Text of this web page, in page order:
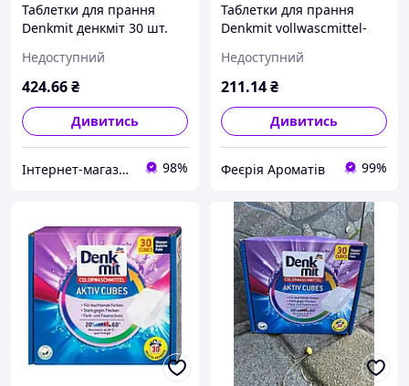
Таблетки для прання
Denkmit денкміт 30 шт.
Недоступний
424.66₴
Дивитись
Інтернет-магазин "КosmoSwit" 98%
Таблетки для прання
Denkmit vollwascmittel-
Недоступний
211.14₴
Дивитись
Феєрія Ароматів 99%